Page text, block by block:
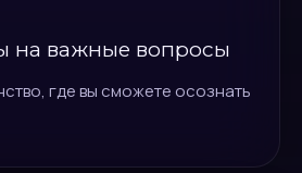
на важные вопросы
где вы сможете осознать